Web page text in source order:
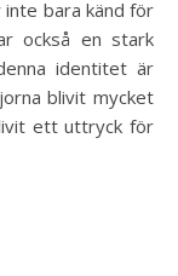
inte bara känd för
också en stark
identitet är
blivit mycket
ett uttryck för